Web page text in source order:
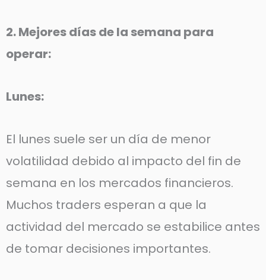
2. Mejores días de la semana para
operar:
Lunes:
El lunes suele ser un día de menor
volatilidad debido al impacto del fin de
semana en los mercados financieros.
Muchos traders esperan a que la
actividad del mercado se estabilice antes
de tomar decisiones importantes.